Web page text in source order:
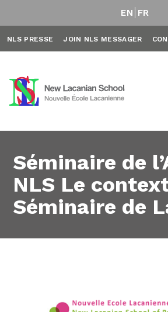
EN FR
NLS PRESSE JOIN NLS MESSAGER
Séminaire de
NLS Le
Séminaire de